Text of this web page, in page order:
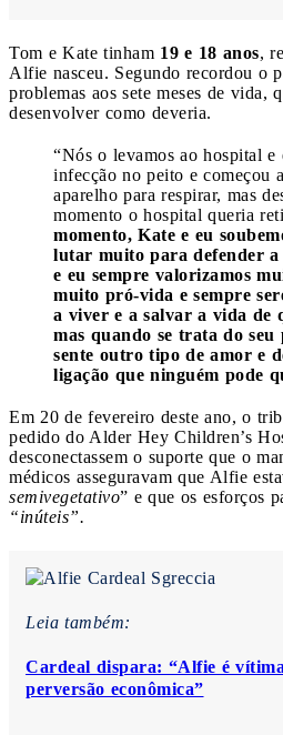
Tom e Kate tinham 19 e 18 anos,
Alfie nasceu. Segundo recordou o
problemas aos sete meses de vida,
desenvolver como deveria.
“Nós o levamos ao hospital e
infecção no peito e começou
aparelho para respirar, mas
momento o hospital queria
momento, Kate e eu
lutar muito para defender
e eu sempre valorizamos
muito pró-vida e sempre
a viver e a salvar a vida de
mas quando se trata do
sente outro tipo de amor e
ligação que ninguém pode
Em 20 de fevereiro deste ano, o
pedido do Alder Hey Children’s
desconectassem o suporte que o
médicos asseguravam que Alfie
semivegetativo” e que os esforços
“inúteis”.
Leia também:
Cardeal dispara: “Alfie é
perversão econômica”